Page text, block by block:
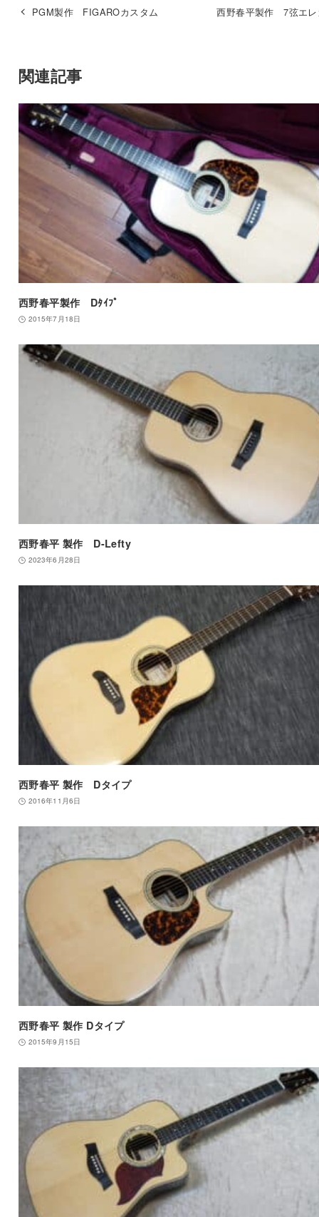
PGM製作 FIGAROカスタム 西野春平製作 7弦エレ
関連記事
西野春平製作 Dﾀｲﾌﾟ
2015年7月18日
西野春平 製作 D-Lefty
2023年6月28日
西野春平 製作 Dタイプ
2016年11月6日
西野春平 製作 Dタイプ
2015年9月15日